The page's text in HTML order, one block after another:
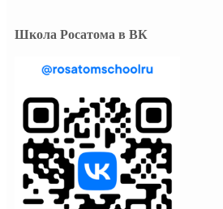
Школа Росатома в ВК